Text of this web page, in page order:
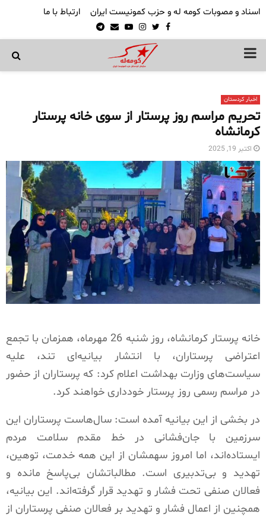
اسناد و مصوبات کومه له و حزب کمونیست ایران ارتباط با ما
Facebook
Twitter
Instagram
Youtube
Email
Telegram
PRIMARY
اخبار کردستان
تحریم مراسم روز پرستار از سوی خانه پرستار
کرمانشاه
اکتبر 19, 2025
خانه پرستار کرمانشاه، روز شنبه 26 مهرماه، همزمان با تجمع
اعتراضی پرستاران، با انتشار بیانیه‌ای تند، علیه
سیاست‌های وزارت بهداشت اعلام کرد: که پرستاران از حضور
در مراسم رسمی روز پرستار خودداری خواهند کرد.
در بخشی از این بیانیه آمده است: سال‌هاست پرستاران این
سرزمین با جان‌فشانی در خط مقدم سلامت مردم
ایستاده‌اند، اما امروز سهمشان از این همه خدمت، توهین،
تهدید و بی‌تدبیری است. مطالباتشان بی‌پاسخ مانده و
فعالان صنفی تحت فشار و تهدید قرار گرفته‌اند. این بیانیه،
همچنین از اعمال فشار و تهدید بر فعالان صنفی پرستاران از